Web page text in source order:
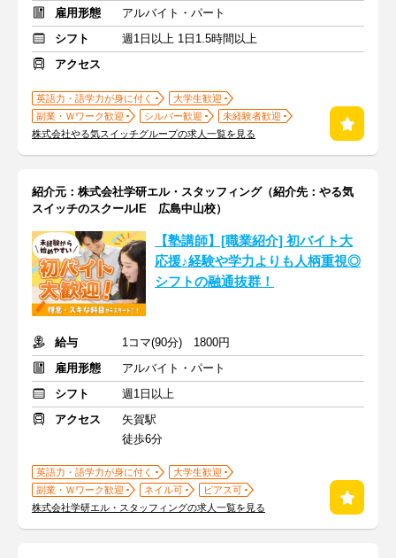
雇用形態
アルバイト・パート
シフト
週1日以上 1日1.5時間以上
アクセス
英語力・語学力が身に付く
大学生歓迎
副業・Ｗワーク歓迎
シルバー歓迎
未経験者歓迎
株式会社やる気スイッチグループの求人一覧を見る
紹介元：株式会社学研エル・スタッフィング（紹介先：やる気
スイッチのスクールIE 広島中山校）
【塾講師】[職業紹介] 初バイト大
応援♪経験や学力よりも人柄重視◎
シフトの融通抜群！
給与
1コマ(90分) 1800円
雇用形態
アルバイト・パート
シフト
週1日以上
アクセス
矢賀駅
徒歩6分
英語力・語学力が身に付く
大学生歓迎
副業・Ｗワーク歓迎
ネイル可
ピアス可
株式会社学研エル・スタッフィングの求人一覧を見る